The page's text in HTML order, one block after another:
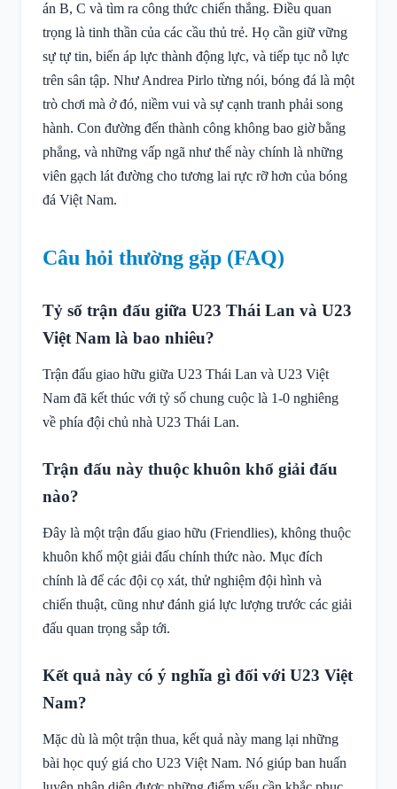
án B, C và tìm ra công thức chiến thắng. Điều quan
trọng là tinh thần của các cầu thủ trẻ. Họ cần giữ vững
sự tự tin, biến áp lực thành động lực, và tiếp tục nỗ lực
trên sân tập. Như Andrea Pirlo từng nói, bóng đá là một
trò chơi mà ở đó, niềm vui và sự cạnh tranh phải song
hành. Con đường đến thành công không bao giờ bằng
phẳng, và những vấp ngã như thế này chính là những
viên gạch lát đường cho tương lai rực rỡ hơn của bóng
đá Việt Nam.
Câu hỏi thường gặp (FAQ)
Tỷ số trận đấu giữa U23 Thái Lan và U23
Việt Nam là bao nhiêu?
Trận đấu giao hữu giữa U23 Thái Lan và U23 Việt
Nam đã kết thúc với tỷ số chung cuộc là 1-0 nghiêng
về phía đội chủ nhà U23 Thái Lan.
Trận đấu này thuộc khuôn khổ giải đấu
nào?
Đây là một trận đấu giao hữu (Friendlies), không thuộc
khuôn khổ một giải đấu chính thức nào. Mục đích
chính là để các đội cọ xát, thử nghiệm đội hình và
chiến thuật, cũng như đánh giá lực lượng trước các giải
đấu quan trọng sắp tới.
Kết quả này có ý nghĩa gì đối với U23 Việt
Nam?
Mặc dù là một trận thua, kết quả này mang lại những
bài học quý giá cho U23 Việt Nam. Nó giúp ban huấn